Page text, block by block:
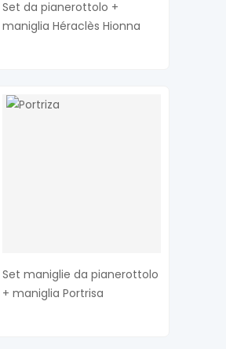
Set da pianerottolo +
maniglia Héraclès Hionna
Set maniglie da pianerottolo
+ maniglia Portrisa